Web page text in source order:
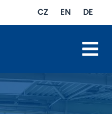
CZ EN DE